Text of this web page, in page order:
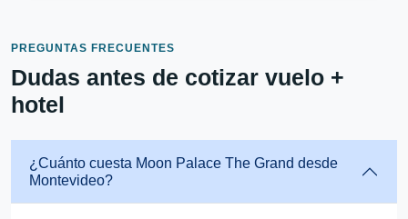
PREGUNTAS FRECUENTES
Dudas antes de cotizar vuelo +
hotel
¿Cuánto cuesta Moon Palace The Grand desde
Montevideo?